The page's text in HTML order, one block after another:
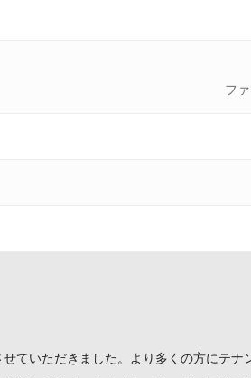
フ
ていただきました。より多くの方にテ